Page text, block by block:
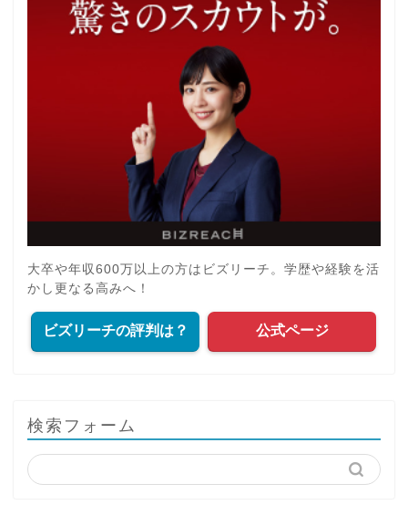
大卒や年収600万以上の方はビズリーチ。学歴や経験を活
かし更なる高みへ！
ビズリーチの評判は？ 公式ページ
検索フォーム